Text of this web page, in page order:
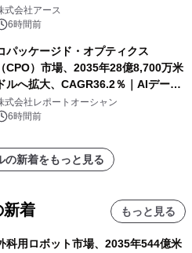
生
式会社アース
6時間前
パッケージド・オプティクス
（CPO）市場、2035年28億8,700万米
ドルへ拡大、CAGR36.2％｜AIデータ
ンター・高速光通信需要が成長を加
式会社レポートオーシャン
6時間前
の新着をもっと見る
新着 もっと見る
科用ロボット市場、2035年544億米